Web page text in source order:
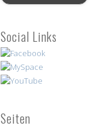
Social Links
Seiten